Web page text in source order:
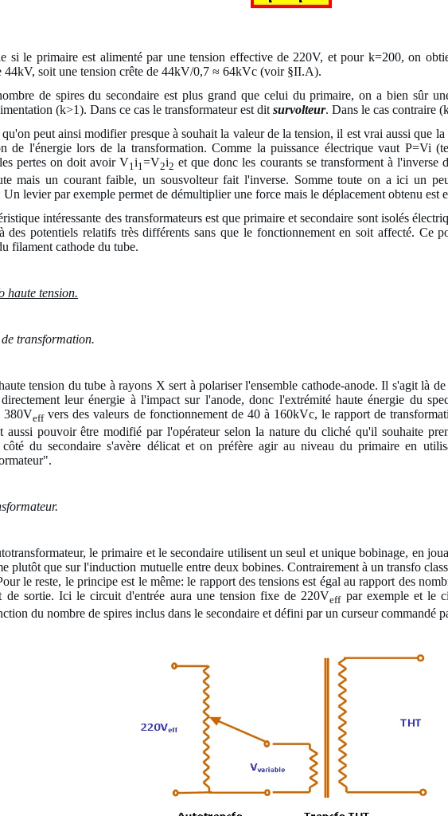
si le primaire est alimenté par une tension effective de 220V, et pour k=200, on
44kV, soit une tension crête de 44kV/0,7 ≈ 64kVc (voir §II.A).
de spires du secondaire est plus grand que celui du primaire, on a bien sûr
(k>1). Dans ce cas le transformateur est dit survolteur. Dans le cas contraire
peut ainsi modifier presque à souhait la valeur de la tension, il est vrai aussi que
de l'énergie lors de la transformation. Comme la puissance électrique vaut P=Vi
pertes on doit avoir V1i1=V2i2 et que donc les courants se transforment à l'inverse
mais un courant faible, un sousvolteur fait l'inverse. Somme toute on a ici un
Un levier par exemple permet de démultiplier une force mais le déplacement obtenu est
intéressante des transformateurs est que primaire et secondaire sont isolés
des potentiels relatifs très différents sans que le fonctionnement en soit affecté. Ce
filament cathode du tube.
haute tension.
transformation.
tension du tube à rayons X sert à polariser l'ensemble cathode-anode. Il s'agit là
leur énergie à l'impact sur l'anode, donc l'extrémité haute énergie du
effvers des valeurs de fonctionnement de 40 à 160kVc, le rapport de
aussi pouvoir être modifié par l'opérateur selon la nature du cliché qu'il souhaite
du secondaire s'avère délicat et on préfère agir au niveau du primaire en
le primaire et le secondaire utilisent un seul et unique bobinage, en
plutôt que sur l'induction mutuelle entre deux bobines. Contrairement à un transfo
le reste, le principe est le même: le rapport des tensions est égal au rapport des
de sortie. Ici le circuit d'entrée aura une tension fixe de 220Veffpar exemple et le
du nombre de spires inclus dans le secondaire et défini par un curseur commandé